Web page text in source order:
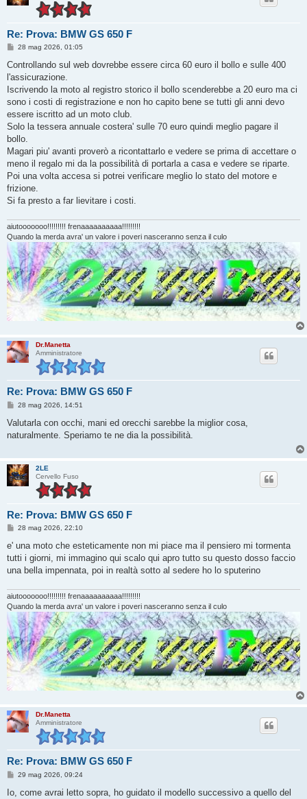
Re: Prova: BMW GS 650 F
M
s
a
g
i
o
28 mag 2026, 01:05
Controllando sul web dovrebbe essere circa 60 euro il bollo e sulle 400
l'assicurazione.
Iscrivendo la moto al registro storico il bollo scenderebbe a 20 euro ma ci
sono i costi di registrazione e non ho capito bene se tutti gli anni devo
essere iscritto ad un moto club.
Solo la tessera annuale costera' sulle 70 euro quindi meglio pagare il
bollo.
Magari piu' avanti proverò a ricontattarlo e vedere se prima di accettare o
meno il regalo mi da la possibilità di portarla a casa e vedere se riparte.
Poi una volta accesa si potrei verificare meglio lo stato del motore e
frizione.
Si fa presto a far lievitare i costi.
aiutooooooo!!!!!!!!! frenaaaaaaaaaa!!!!!!!!!
Quando la merda avra' un valore i poveri nasceranno senza il culo
Dr.Manetta
Amministratore
Re: Prova: BMW GS 650 F
M
s
a
o
28 mag 2026, 14:51
Valutarla con occhi, mani ed orecchi sarebbe la miglior cosa,
naturalmente. Speriamo te ne dia la possibilità.
2LE
Cervello Fuso
Re: Prova: BMW GS 650 F
M
s
a
g
o
28 mag 2026, 22:10
e' una moto che esteticamente non mi piace ma il pensiero mi tormenta
tutti i giorni, mi immagino qui scalo qui apro tutto su questo dosso faccio
una bella impennata, poi in realtà sotto al sedere ho lo sputerino
aiutooooooo!!!!!!!!! frenaaaaaaaaaa!!!!!!!!!
Quando la merda avra' un valore i poveri nasceranno senza il culo
Dr.Manetta
Amministratore
Re: Prova: BMW GS 650 F
M29 mag 2026, 09:24
Io, come avrai letto sopra, ho guidato il modello successivo a quello del